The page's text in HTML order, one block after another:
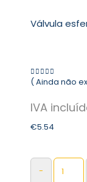
Válvula
0 out of 5
( Ainda não
€5.54
-